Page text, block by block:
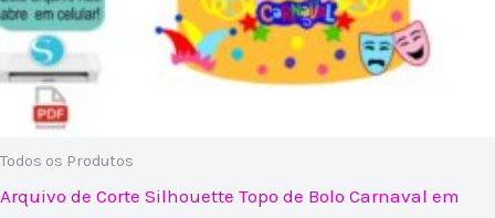
Todos os Produtos
Arquivo de Corte Silhouette Topo de Bolo Carnaval em